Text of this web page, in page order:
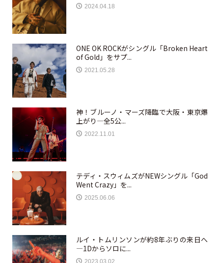
2024.04.18
ONE OK ROCKがシングル「Broken Heart
of Gold」をサプ...
2021.05.28
神！ブルーノ・マーズ降臨で大阪・東京爆
上がり—全5公...
2022.11.01
テディ・スウィムズがNEWシングル「God
Went Crazy」を...
2025.06.06
ルイ・トムリンソンが約8年ぶりの来日へ
—1Dからソロに...
2023.03.02